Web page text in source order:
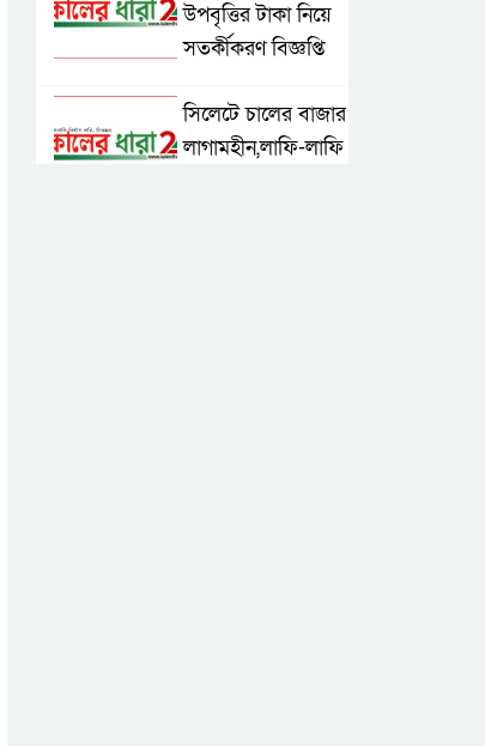
উপবৃত্তির টাকা নিয়ে
সতর্কীকরণ বিজ্ঞপ্তি
সিলেটে চালের বাজার
লাগামহীন,লাফি-লাফি